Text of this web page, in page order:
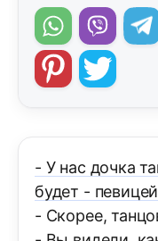
- У нас дочка
будет -
- Скорее,